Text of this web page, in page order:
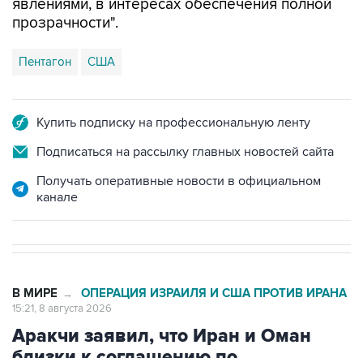
Пентагон США
Подписаться на рассылку главных новостей сайта
Получать оперативные новости в официальном
Аракчи заявил, что Иран и Оман
близки к соглашению по
Ормузскому проливу